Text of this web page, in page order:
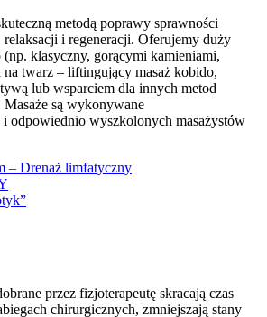
metodą poprawy sprawności
relaksacji i regeneracji. Oferujemy duży
(np. klasyczny, gorącymi kamieniami,
twarz – liftingujący masaż kobido,
lub wsparciem dla innych metod
są wykonywane
odpowiednio wyszkolonych masażystów
– Drenaż limfatyczny
przez fizjoterapeutę skracają czas
chirurgicznych, zmniejszają stany